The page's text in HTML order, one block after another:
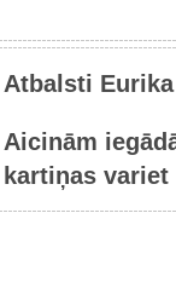
Atbalsti
Aicinām
kartiņas variet